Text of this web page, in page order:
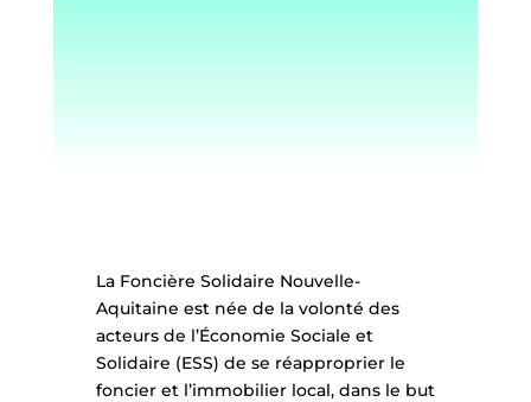
La Foncière Solidaire Nouvelle-
Aquitaine est née de la volonté des
acteurs de l’Économie Sociale et
Solidaire (ESS) de se réapproprier le
foncier et l’immobilier local, dans le but